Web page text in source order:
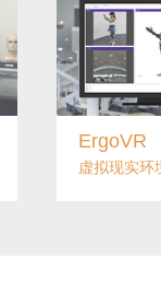
ErgoVR
虚拟现实环